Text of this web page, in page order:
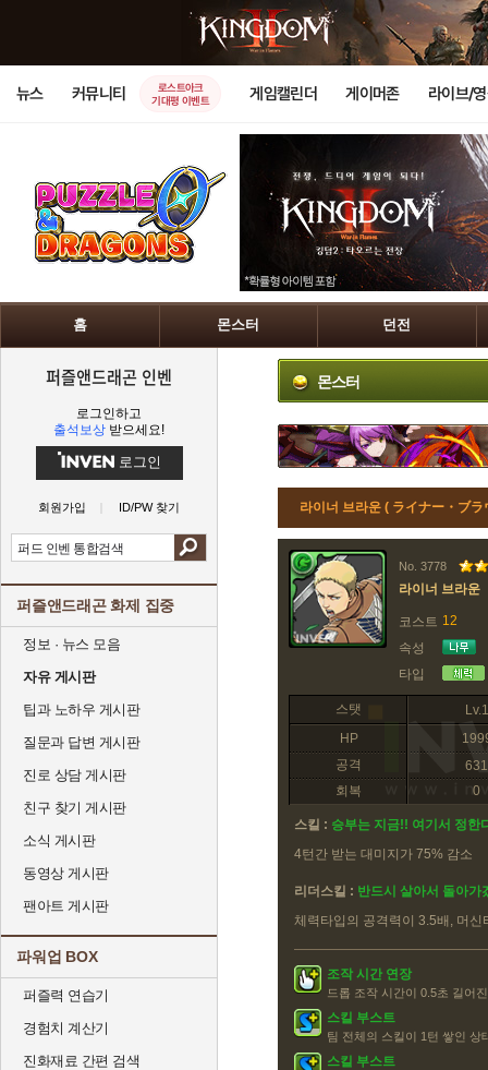
뉴스 커뮤니티
로스트아크
기대평 이벤트
게임캘린더 게이머존 라이브/
홈 몬스터 던전
퍼즐앤드래곤 인벤
로그인하고
출석보상 받으세요!
로그인
회원가입 ID/PW 찾기
퍼즐앤드래곤 화제 집중
정보 · 뉴스 모음
자유 게시판
팁과 노하우 게시판
질문과 답변 게시판
진로 상담 게시판
친구 찾기 게시판
소식 게시판
동영상 게시판
팬아트 게시판
파워업 BOX
퍼즐력 연습기
경험치 계산기
진화재료 간편 검색
몬스터
라이너 브라운 ( ライナー・ブラ
No. 3778
라이너 브라운
코스트 12
속성
타입
스탯
Lv.1
HP
공격
631
회복
0
스킬 : 승부는 지금!! 여기서 정한
4턴간 받는 대미지가 75% 감소
리더스킬 : 반드시 살아서 돌아가
체력타입의 공격력이 3.5배, 머
조작 시간 연장
드롭 조작 시간이 0.5초 길어
스킬 부스트
팀 전체의 스킬이 1턴 쌓인 상
스킬 부스트